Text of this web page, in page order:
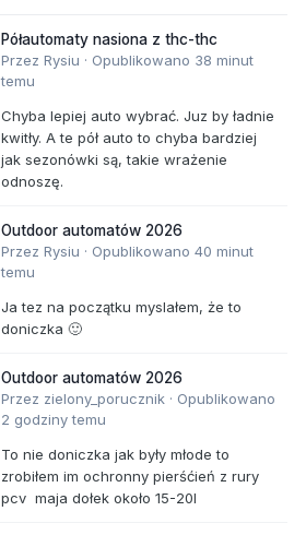
Półautomaty nasiona z thc-thc
Przez Rysiu · Opublikowano 38 minut
temu
Chyba lepiej auto wybrać. Juz by ładnie
kwitły. A te pół auto to chyba bardziej
jak sezonówki są, takie wrażenie
odnoszę.
Outdoor automatów 2026
Przez Rysiu · Opublikowano 40 minut
temu
Ja tez na początku myslałem, że to
doniczka 🙂
Outdoor automatów 2026
Przez zielony_porucznik · Opublikowano
2 godziny temu
To nie doniczka jak były młode to
zrobiłem im ochronny pierśćień z rury
pcv maja dołek około 15-20l